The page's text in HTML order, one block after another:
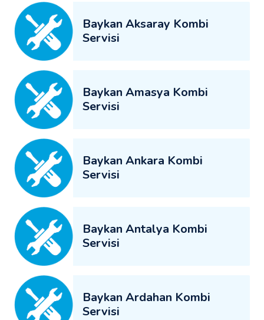
Baykan Aksaray Kombi
Servisi
Baykan Amasya Kombi
Servisi
Baykan Ankara Kombi
Servisi
Baykan Antalya Kombi
Servisi
Baykan Ardahan Kombi
Servisi